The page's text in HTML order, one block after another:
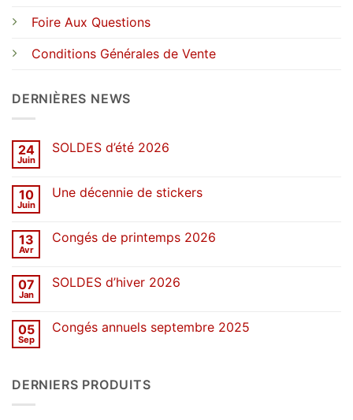
Foire Aux Questions
Conditions Générales de Vente
DERNIÈRES NEWS
24
Juin
SOLDES d’été 2026
SOLDES
10
Juin
Une décennie de stickers
Une
13
Avr
Congés de printemps 2026
Congés
07
Jan
SOLDES d’hiver 2026
SOLDES
05
Sep
Congés annuels septembre 2025
annuels
DERNIERS PRODUITS